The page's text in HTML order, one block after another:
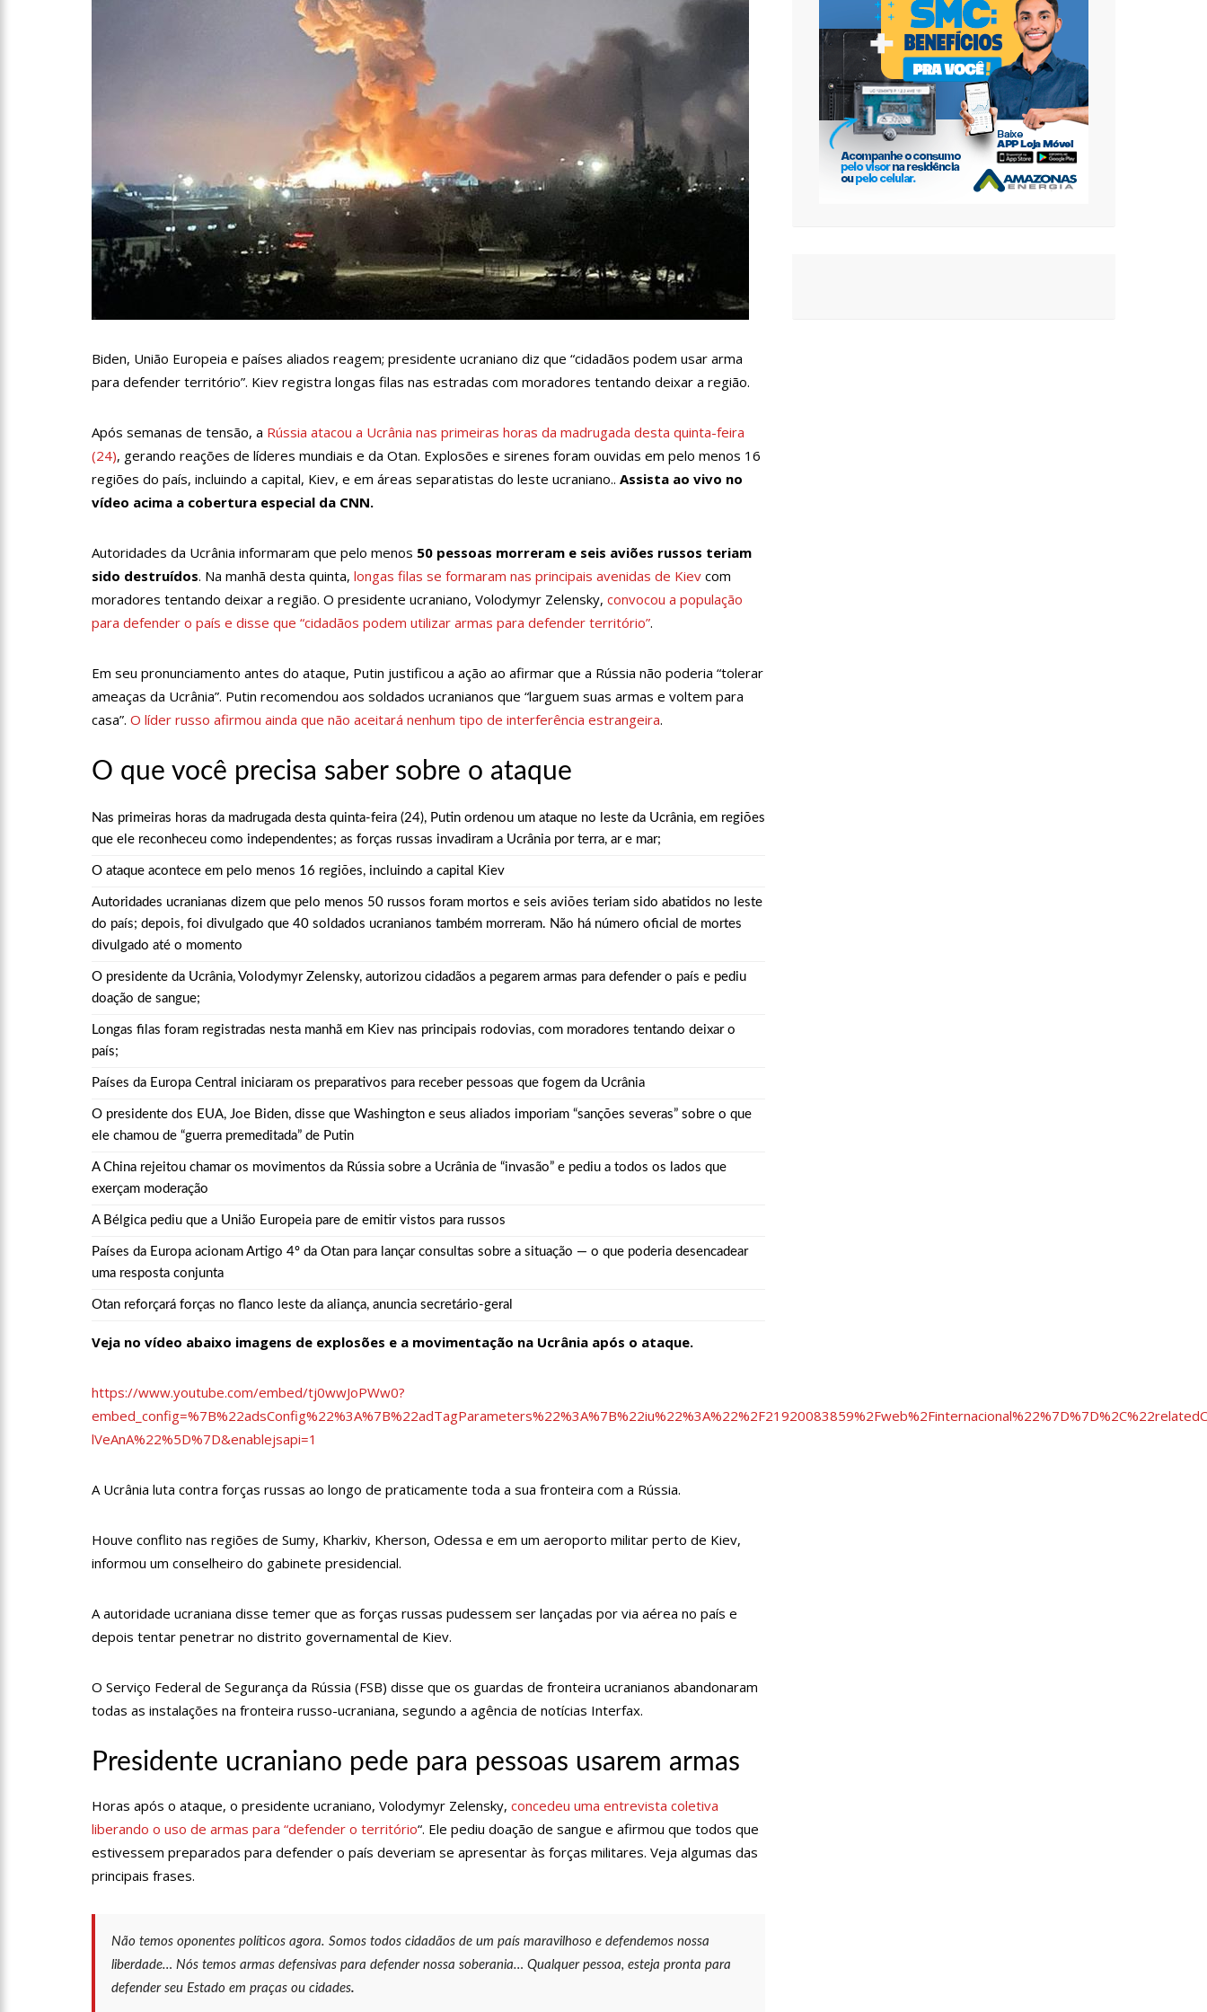
Linha Direta exibe vídeo com o corpo do menino Henry Borel
Faustão deixa Band após 1 ano e meio na emissora
Padrasto é pego assinando OnlyFans de enteada: “Me via fazendo sexo”
12:24 Vídeo de Zezé di Camargo desafinando viraliza e fãs lamentam: “Luto”
11:43 Postos serão fiscalizados para garantir queda nos preços, diz ministro
Sine Manaus oferta 167 vagas de emprego nesta quinta-feira, 18/5
adolescentes vítimas de violência
Dia Mundial da Hipertensão: SES-AM orienta sobre prevenção e tratamento
adequado da doença
13:14
Boi Caprichoso lança vídeos gravados pelos dançarinos da Troup Caprichoso e Corpo
13:07 Greve de ônibus é suspensa a pedido do prefeito de Manaus
12:55 PIB do Japão registra crescimento pela primeira vez em 3 trimestres
12:49 Anitta diz que ficou dez meses sem sexo e revela como se sentiu
14:56 Vídeo: Reação de Ana Clara após não pegar buquê em casamento viraliza: “Filho da
put*! Nojento!”
14:52 Procon-AM orienta população que Lei do Troco é válida e deve ser respeitada
11:52 Petrobras anuncia nova política de preços de combustíveis
vira réu
11:28
Casal é surpreendido com gravidez de sêxtuplos e pai ‘passa mal’
11:22 UEA e Sejusc lançam cursos de capacitação para atendimento a Pessoas com
14:30 Wilson Lima entrega Caimi Ada Rodrigues Viana revitalizado à população idosa da
14:25
Confira quais bairros de Manaus ficarão sem energia nesta segunda-feira (15)
14:17 Motoristas de aplicativo entram em greve em todo o Brasil
Após matar colegas, policial grava vídeo: “Te vejo no inferno”; assista
13:52 Jovem sofre queimaduras de 1º grau no rosto após celular explodir
13:05
Cultura Manaus: 21ª Semana Nacional de Museus conta com vasta programação em
nove espaços culturais
12:57 Agenor Tupinambá tem primeiro encontro com namorado após um ano de
Biden, União Europeia e países aliados reagem; presidente ucraniano diz que “cidadãos podem usar arma
para defender território”. Kiev registra longas filas nas estradas com moradores tentando deixar a região.
Após semanas de tensão, a Rússia atacou a Ucrânia nas primeiras horas da madrugada desta quinta-feira
(24), gerando reações de líderes mundiais e da Otan. Explosões e sirenes foram ouvidas em pelo menos 16
regiões do país, incluindo a capital, Kiev, e em áreas separatistas do leste ucraniano.. Assista ao vivo no
vídeo acima a cobertura especial da CNN.
Autoridades da Ucrânia informaram que pelo menos 50 pessoas morreram e seis aviões russos teriam
sido destruídos. Na manhã desta quinta, longas filas se formaram nas principais avenidas de Kiev com
moradores tentando deixar a região. O presidente ucraniano, Volodymyr Zelensky, convocou a população
para defender o país e disse que “cidadãos podem utilizar armas para defender território”.
Em seu pronunciamento antes do ataque, Putin justificou a ação ao afirmar que a Rússia não poderia “tolerar
ameaças da Ucrânia”. Putin recomendou aos soldados ucranianos que “larguem suas armas e voltem para
casa”. O líder russo afirmou ainda que não aceitará nenhum tipo de interferência estrangeira.
O que você precisa saber sobre o ataque
Nas primeiras horas da madrugada desta quinta-feira (24), Putin ordenou um ataque no leste da Ucrânia, em regiões
que ele reconheceu como independentes; as forças russas invadiram a Ucrânia por terra, ar e mar;
O ataque acontece em pelo menos 16 regiões, incluindo a capital Kiev
Autoridades ucranianas dizem que pelo menos 50 russos foram mortos e seis aviões teriam sido abatidos no leste
do país; depois, foi divulgado que 40 soldados ucranianos também morreram. Não há número oficial de mortes
divulgado até o momento
O presidente da Ucrânia, Volodymyr Zelensky, autorizou cidadãos a pegarem armas para defender o país e pediu
doação de sangue;
Longas filas foram registradas nesta manhã em Kiev nas principais rodovias, com moradores tentando deixar o
país;
Países da Europa Central iniciaram os preparativos para receber pessoas que fogem da Ucrânia
O presidente dos EUA, Joe Biden, disse que Washington e seus aliados imporiam “sanções severas” sobre o que
ele chamou de “guerra premeditada” de Putin
A China rejeitou chamar os movimentos da Rússia sobre a Ucrânia de “invasão” e pediu a todos os lados que
exerçam moderação
A Bélgica pediu que a União Europeia pare de emitir vistos para russos
Países da Europa acionam Artigo 4º da Otan para lançar consultas sobre a situação — o que poderia desencadear
uma resposta conjunta
Otan reforçará forças no flanco leste da aliança, anuncia secretário-geral
Veja no vídeo abaixo imagens de explosões e a movimentação na Ucrânia após o ataque.
https://www.youtube.com/embed/tj0wwJoPWw0?
lVeAnA%22%5D%7D&enablejsapi=1
A Ucrânia luta contra forças russas ao longo de praticamente toda a sua fronteira com a Rússia.
Houve conflito nas regiões de Sumy, Kharkiv, Kherson, Odessa e em um aeroporto militar perto de Kiev,
informou um conselheiro do gabinete presidencial.
A autoridade ucraniana disse temer que as forças russas pudessem ser lançadas por via aérea no país e
depois tentar penetrar no distrito governamental de Kiev.
O Serviço Federal de Segurança da Rússia (FSB) disse que os guardas de fronteira ucranianos abandonaram
todas as instalações na fronteira russo-ucraniana, segundo a agência de notícias Interfax.
Presidente ucraniano pede para pessoas usarem armas
Horas após o ataque, o presidente ucraniano, Volodymyr Zelensky, concedeu uma entrevista coletiva
liberando o uso de armas para “defender o território“. Ele pediu doação de sangue e afirmou que todos que
estivessem preparados para defender o país deveriam se apresentar às forças militares. Veja algumas das
principais frases.
Não temos oponentes políticos agora. Somos todos cidadãos de um país maravilhoso e defendemos nossa
liberdade… Nós temos armas defensivas para defender nossa soberania… Qualquer pessoa, esteja pronta para
defender seu Estado em praças ou cidades.